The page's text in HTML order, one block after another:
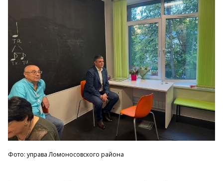
Фото: управа Ломоносовского района